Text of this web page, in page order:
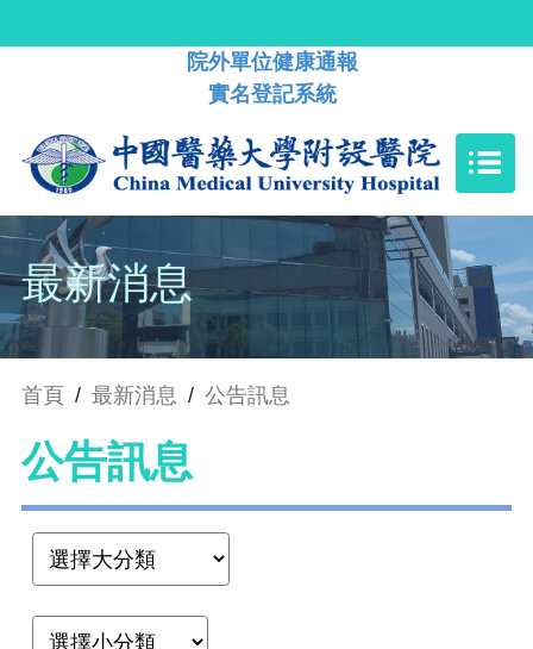
院外單位健康通報
實名登記系統
最新消息
首頁 / 最新消息 / 公告訊息
公告訊息